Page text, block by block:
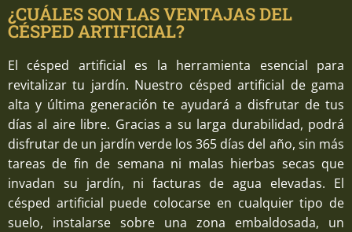
¿CUÁLES SON LAS VENTAJAS DEL
CÉSPED ARTIFICIAL?
El césped artificial es la herramienta esencial para
revitalizar tu jardín. Nuestro césped artificial de gama
alta y última generación te ayudará a disfrutar de tus
días al aire libre. Gracias a su larga durabilidad, podrá
disfrutar de un jardín verde los 365 días del año, sin más
tareas de fin de semana ni malas hierbas secas que
invadan su jardín, ni facturas de agua elevadas. El
césped artificial puede colocarse en cualquier tipo de
suelo, instalarse sobre una zona embaldosada, un